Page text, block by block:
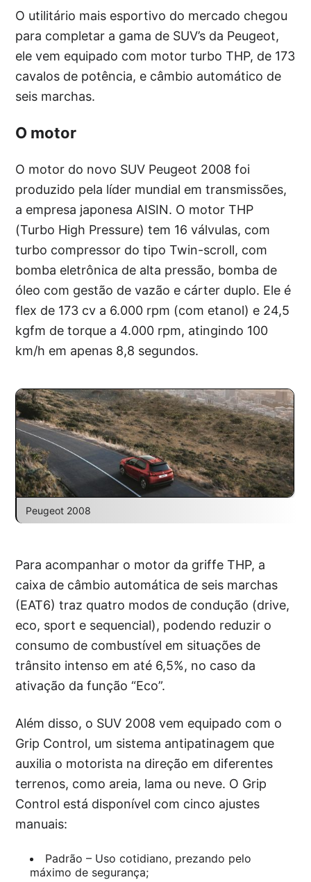
O utilitário mais esportivo do mercado chegou
para completar a gama de SUV’s da Peugeot,
ele vem equipado com motor turbo THP, de 173
cavalos de potência, e câmbio automático de
seis marchas.
O motor
O motor do novo SUV Peugeot 2008 foi
produzido pela líder mundial em transmissões,
a empresa japonesa AISIN. O motor THP
(Turbo High Pressure) tem 16 válvulas, com
turbo compressor do tipo Twin-scroll, com
bomba eletrônica de alta pressão, bomba de
óleo com gestão de vazão e cárter duplo. Ele é
flex de 173 cv a 6.000 rpm (com etanol) e 24,5
kgfm de torque a 4.000 rpm, atingindo 100
km/h em apenas 8,8 segundos.
Peugeot 2008
Para acompanhar o motor da griffe THP, a
caixa de câmbio automática de seis marchas
(EAT6) traz quatro modos de condução (drive,
eco, sport e sequencial), podendo reduzir o
consumo de combustível em situações de
trânsito intenso em até 6,5%, no caso da
ativação da função “Eco”.
Além disso, o SUV 2008 vem equipado com o
Grip Control, um sistema antipatinagem que
auxilia o motorista na direção em diferentes
terrenos, como areia, lama ou neve. O Grip
Control está disponível com cinco ajustes
manuais:
Padrão – Uso cotidiano, prezando pelo
máximo de segurança;